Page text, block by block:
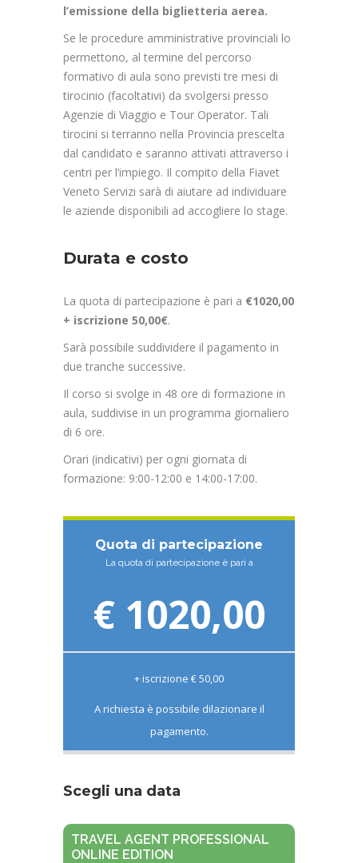
l’emissione della biglietteria aerea.
Se le procedure amministrative provinciali lo
permettono, al termine del percorso
formativo di aula sono previsti tre mesi di
tirocinio (facoltativi) da svolgersi presso
Agenzie di Viaggio e Tour Operator. Tali
tirocini si terranno nella Provincia prescelta
dal candidato e saranno attivati attraverso i
centri per l’impiego. Il compito della Fiavet
Veneto Servizi sarà di aiutare ad individuare
le aziende disponibili ad accogliere lo stage.
Durata e costo
La quota di partecipazione è pari a €1020,00
+ iscrizione 50,00€.
Sarà possibile suddividere il pagamento in
due tranche successive.
Il corso si svolge in 48 ore di formazione in
aula, suddivise in un programma giornaliero
di 6 ore.
Orari (indicativi) per ogni giornata di
formazione: 9:00-12:00 e 14:00-17:00.
Quota di partecipazione
La quota di partecipazione è pari a
€ 1020,00
+ iscrizione € 50,00
A richiesta è possibile dilazionare il
pagamento.
Scegli una data
TRAVEL AGENT PROFESSIONAL
ONLINE EDITION